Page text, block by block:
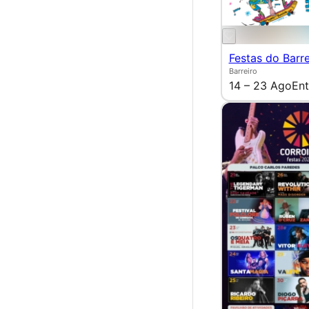
Festas do
Barreiro
14 – 23 Ago